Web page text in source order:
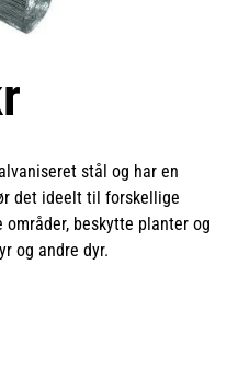
stål og har en
det ideelt til forskellige
beskytte planter og
og andre dyr.